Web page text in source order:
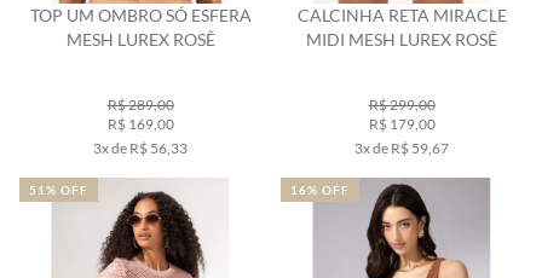
TOP UM OMBRO SÓ ESFERA
MESH LUREX ROSÊ
R$ 289,00
R$ 169,00
3x de R$ 56,33
CALCINHA RETA MIRACLE
MIDI MESH LUREX ROSÊ
R$ 299,00
R$ 179,00
3x de R$ 59,67
51% OFF 16% OFF